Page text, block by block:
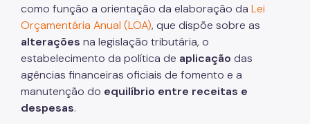
como função a orientação da elaboração da Lei
Orçamentária Anual (LOA), que dispõe sobre as
alterações na legislação tributária, o
estabelecimento da política de aplicação das
agências financeiras oficiais de fomento e a
manutenção do equilíbrio entre receitas e
despesas.